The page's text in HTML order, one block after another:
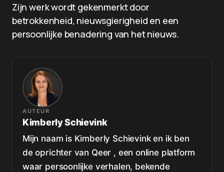
Zijn werk wordt gekenmerkt door
betrokkenheid, nieuwsgierigheid en een
persoonlijke benadering van het nieuws.
AUTEUR
Kimberly Schievink
Mijn naam is Kimberly Schievink en ik ben
de oprichter van Qeer , een online platform
waar persoonlijke verhalen, bekende